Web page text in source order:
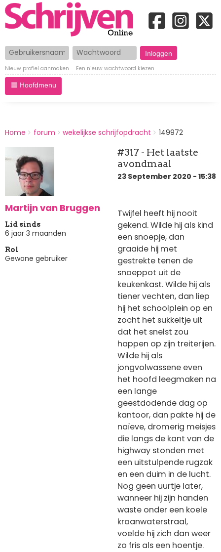
Gebruikersnaam Wachtwoord
Nieuw profiel aanmaken Een nieuw wachtwoord kiezen
Hoofdmenu
BREADCRUMBS
You
Home forum wekelijkse schrijfopdracht 149972
Martijn van Bruggen
Lid sinds
6 jaar 3 maanden
Rol
Gewone gebruiker
#317 - Het laatste
avondmaal
23 September 2020 - 15:38
Twijfel heeft hij nooit
gekend. Wilde hij als kind
een snoepje, dan
graaide hij met
gestrekte tenen de
snoeppot uit de
keukenkast. Wilde hij als
tiener vechten, dan liep
hij het schoolplein op en
zocht het sukkeltje uit
dat het snelst zou
happen op zijn treiterijen.
Wilde hij als
jongvolwassene even
het hoofd leegmaken na
een lange
geestdodende dag op
kantoor, dan pakte hij de
naïeve, dromerig meisjes
die langs de kant van de
highway stonden met
een uitstulpende rugzak
en een duim in de lucht.
Nog geen uurtje later,
wanneer hij zijn handen
waste onder een koele
kraanwaterstraal,
voelde hij zich dan weer
zo fris als een hoentje.